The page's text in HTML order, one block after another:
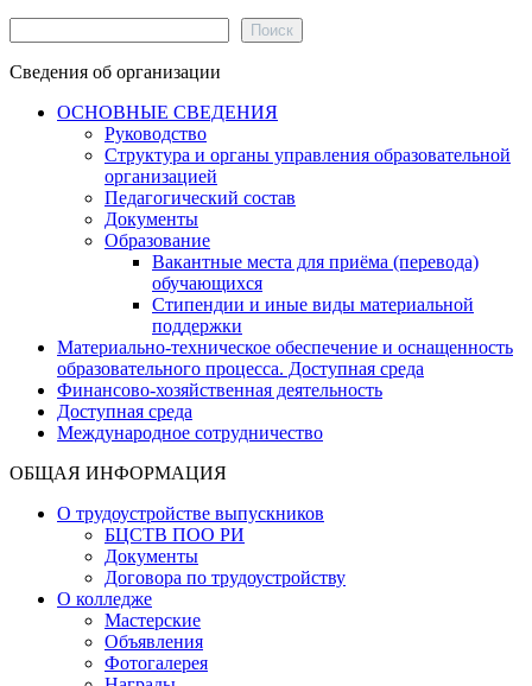
Поиск
Сведения об организации
ОСНОВНЫЕ СВЕДЕНИЯ
Руководство
Структура и органы управления образовательной
организацией
Педагогический состав
Документы
Образование
Вакантные места для приёма (перевода)
обучающихся
Стипендии и иные виды материальной
поддержки
Материально-техническое обеспечение и оснащенность
образовательного процесса. Доступная среда
Финансово-хозяйственная деятельность
Доступная среда
Международное сотрудничество
ОБЩАЯ ИНФОРМАЦИЯ
О трудоустройстве выпускников
БЦСТВ ПОО РИ
Документы
Договора по трудоустройству
О колледже
Мастерские
Объявления
Фотогалерея